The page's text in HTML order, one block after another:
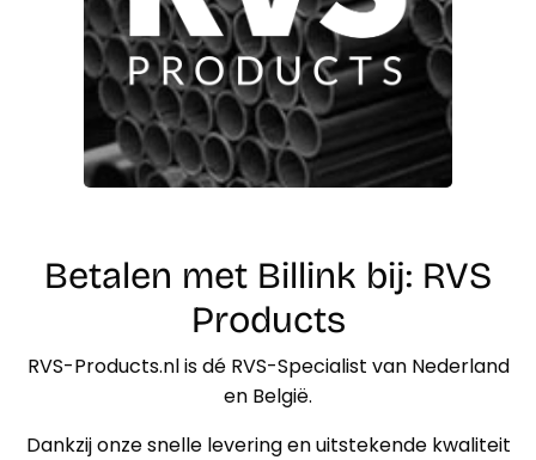
Betalen met Billink bij: RVS
Products
RVS-Products.nl is dé RVS-Specialist van Nederland
en België.
Dankzij onze snelle levering en uitstekende kwaliteit